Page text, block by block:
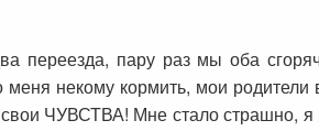
пару раз мы оба
некому кормить, мои родители
ЧУВСТВА! Мне стало страшно, я